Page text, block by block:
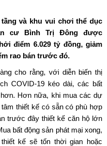
và khu vui chơi thể dục
cư Bình Trị Đông được
điểm 6.029 tỷ đồng, giảm
rao bán trước đó.
cho rằng, với diễn biến thị
COVID-19 kéo dài, các bất
Hơn nữa, khi mua các dự
thiết kế có sẵn có phù hợp
trước đây thiết kế căn hộ lớn
bất động sản phát mại xong,
kế sẽ tốn thời gian hoặc